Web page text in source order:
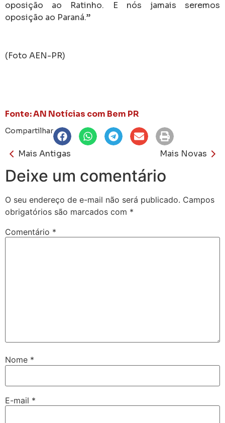
oposição ao Ratinho. E nós jamais seremos
oposição ao Paraná.”
(Foto AEN-PR)
Fonte: AN Notícias com Bem PR
Compartilhar
Mais Antigas Mais Novas
Deixe um comentário
O seu endereço de e-mail não será publicado. Campos
obrigatórios são marcados com *
Comentário *
Nome *
E-mail *